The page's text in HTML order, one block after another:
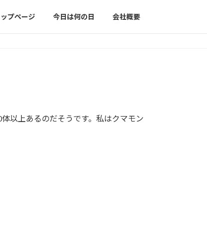
ップページ 今日は何の日 会社概要
以上あるのだそうです。私はクマモン